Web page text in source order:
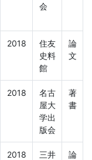
会
2018
住友
史料
館
論
文
2018
名古
屋大
学出
版会
著
書
2018
三井
論